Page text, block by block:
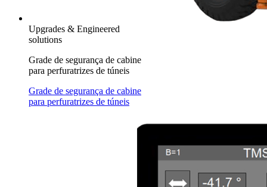
Upgrades & Engineered
solutions
Grade de segurança de cabine
para perfuratrizes de túneis
Grade de segurança de cabine
para perfuratrizes de túneis